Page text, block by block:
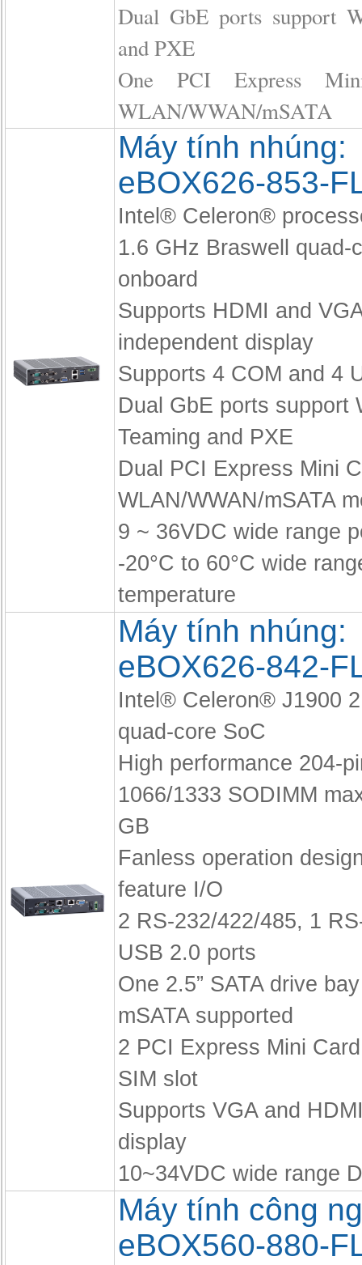
Dual GbE ports support
and PXE
One PCI Express
WLAN/WWAN/mSATA
Máy tính nhúng:
eBOX626-853-
Intel® Celeron®
1.6 GHz Braswell quad-
onboard
Supports HDMI and
independent display
Supports 4 COM and 4
Dual GbE ports support
Teaming and PXE
Dual PCI Express Mini
WLAN/WWAN/mSATA
9 ~ 36VDC wide range
-20°C to 60°C wide
temperature
Máy tính nhúng:
eBOX626-842-
Intel® Celeron® J1900
quad-core SoC
High performance 204-
1066/1333 SODIMM
GB
Fanless operation
feature I/O
2 RS-232/422/485, 1
USB 2.0 ports
One 2.5” SATA drive
mSATA supported
2 PCI Express Mini
SIM slot
Supports VGA and
display
10~34VDC wide range
Máy tính công
eBOX560-880-